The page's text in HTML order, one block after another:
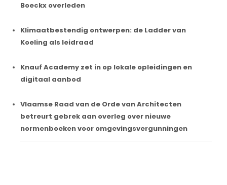
Boeckx overleden
Klimaatbestendig ontwerpen: de Ladder van
Koeling als leidraad
Knauf Academy zet in op lokale opleidingen en
digitaal aanbod
Vlaamse Raad van de Orde van Architecten
betreurt gebrek aan overleg over nieuwe
normenboeken voor omgevingsvergunningen